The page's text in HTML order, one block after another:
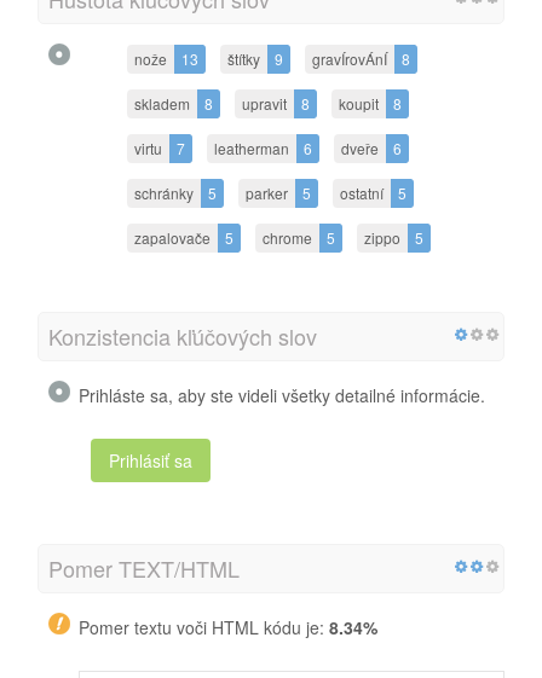
nože 13 štítky 9 gravÍrovÁnÍ 8
skladem 8 upravit 8 koupit 8
virtu 7 leatherman 6 dveře 6
schránky 5 parker 5 ostatní 5
zapalovače 5 chrome 5 zippo 5
Konzistencia kľúčových slov
Prihláste sa, aby ste videli všetky detailné informácie.
Prihlásiť sa
Pomer TEXT/HTML
Pomer textu voči HTML kódu je: 8.34%